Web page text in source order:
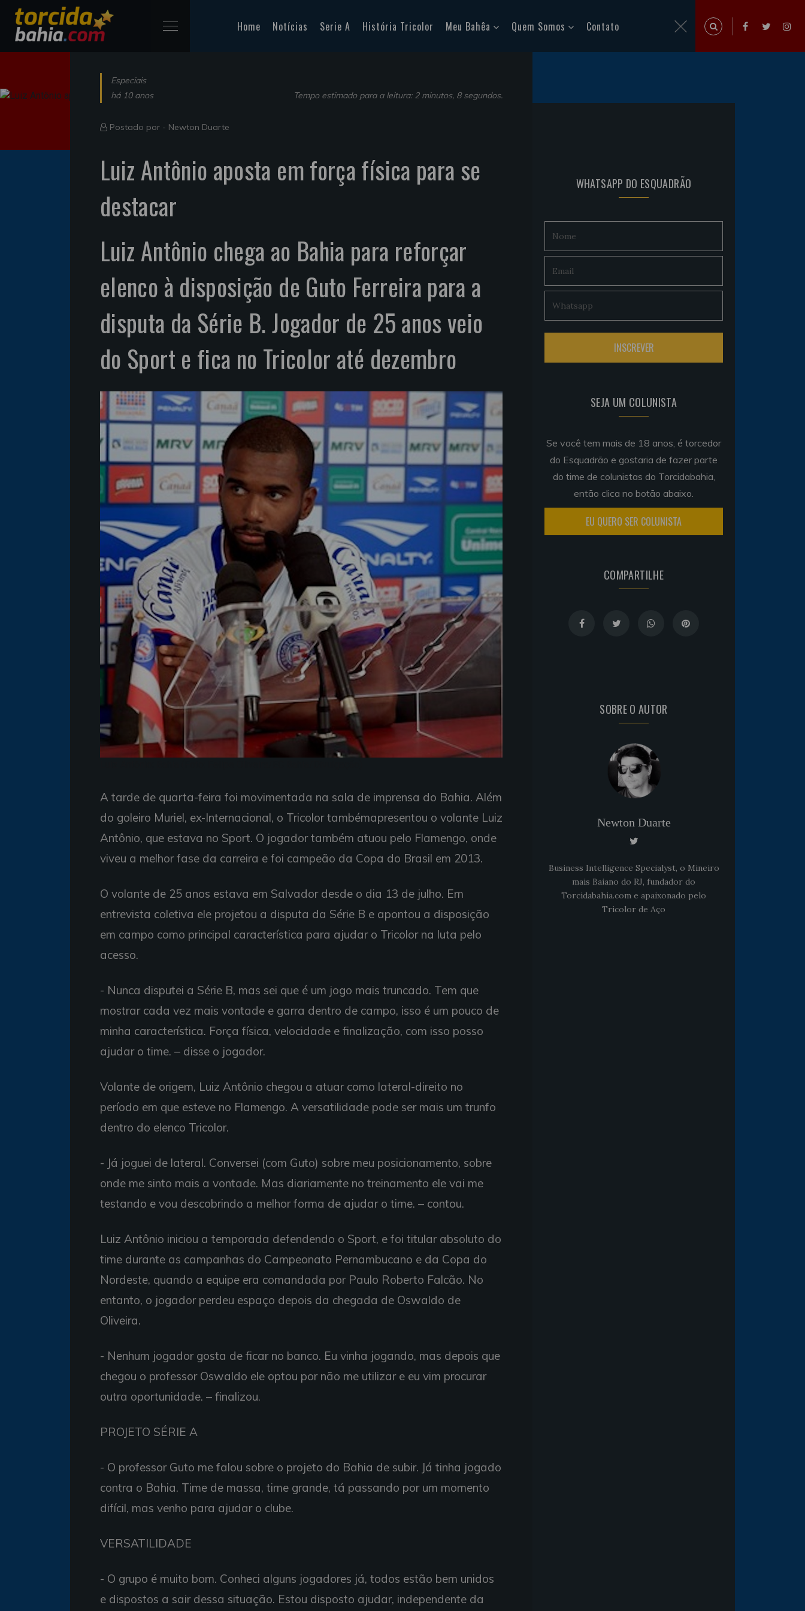
Home Notícias Serie A História Tricolor Meu Bahêa Quem Somos Contato
Especiais
há 10 anos
Tempo estimado para a leitura: 2 minutos, 8 segundos.
Postado por - Newton Duarte
Luiz Antônio aposta em força física para se
destacar
Luiz Antônio chega ao Bahia para reforçar
elenco à disposição de Guto Ferreira para a
disputa da Série B. Jogador de 25 anos veio
do Sport e fica no Tricolor até dezembro
A tarde de quarta-feira foi movimentada na sala de imprensa do Bahia. Além
do goleiro Muriel, ex-Internacional, o Tricolor tambémapresentou o volante Luiz
Antônio, que estava no Sport. O jogador também atuou pelo Flamengo, onde
viveu a melhor fase da carreira e foi campeão da Copa do Brasil em 2013.
O volante de 25 anos estava em Salvador desde o dia 13 de julho. Em
entrevista coletiva ele projetou a disputa da Série B e apontou a disposição
em campo como principal característica para ajudar o Tricolor na luta pelo
acesso.
- Nunca disputei a Série B, mas sei que é um jogo mais truncado. Tem que
mostrar cada vez mais vontade e garra dentro de campo, isso é um pouco de
minha característica. Força física, velocidade e finalização, com isso posso
ajudar o time. – disse o jogador.
Volante de origem, Luiz Antônio chegou a atuar como lateral-direito no
período em que esteve no Flamengo. A versatilidade pode ser mais um trunfo
dentro do elenco Tricolor.
- Já joguei de lateral. Conversei (com Guto) sobre meu posicionamento, sobre
onde me sinto mais a vontade. Mas diariamente no treinamento ele vai me
testando e vou descobrindo a melhor forma de ajudar o time. – contou.
Luiz Antônio iniciou a temporada defendendo o Sport, e foi titular absoluto do
time durante as campanhas do Campeonato Pernambucano e da Copa do
Nordeste, quando a equipe era comandada por Paulo Roberto Falcão. No
entanto, o jogador perdeu espaço depois da chegada de Oswaldo de
Oliveira.
- Nenhum jogador gosta de ficar no banco. Eu vinha jogando, mas depois que
chegou o professor Oswaldo ele optou por não me utilizar e eu vim procurar
outra oportunidade. – finalizou.
PROJETO SÉRIE A
- O professor Guto me falou sobre o projeto do Bahia de subir. Já tinha jogado
contra o Bahia. Time de massa, time grande, tá passando por um momento
difícil, mas venho para ajudar o clube.
VERSATILIDADE
- O grupo é muito bom. Conheci alguns jogadores já, todos estão bem unidos
e dispostos a sair dessa situação. Estou disposto ajudar, independente da
WHATSAPP DO ESQUADRÃO
SEJA UM COLUNISTA
Se você tem mais de 18 anos, é torcedor
do Esquadrão e gostaria de fazer parte
do time de colunistas do Torcidabahia,
então clica no botão abaixo.
EU QUERO SER COLUNISTA
COMPARTILHE
SOBRE O AUTOR
Newton Duarte
Business Intelligence Specialyst, o Mineiro
mais Baiano do RJ, fundador do
Torcidabahia.com e apaixonado pelo
Tricolor de Aço